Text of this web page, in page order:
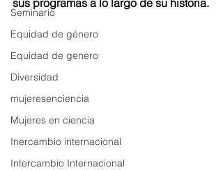
Seminario
Equidad de género
Equidad de genero
Diversidad
mujeresenciencia
Mujeres en ciencia
Inercambio internacional
Intercambio Internacional
sus programas a lo largo de su historia.